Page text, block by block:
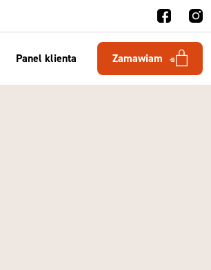
Panel klienta Zamawiam